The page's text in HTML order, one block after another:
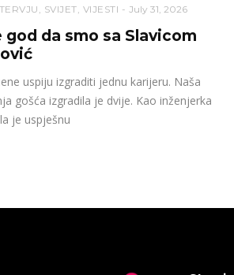
SVIJET VIJESTI July 31, 2026
god da smo sa Slavicom
uspiju izgraditi jednu karijeru. Naša
gošća izgradila je dvije. Kao inženjerka
je uspješnu